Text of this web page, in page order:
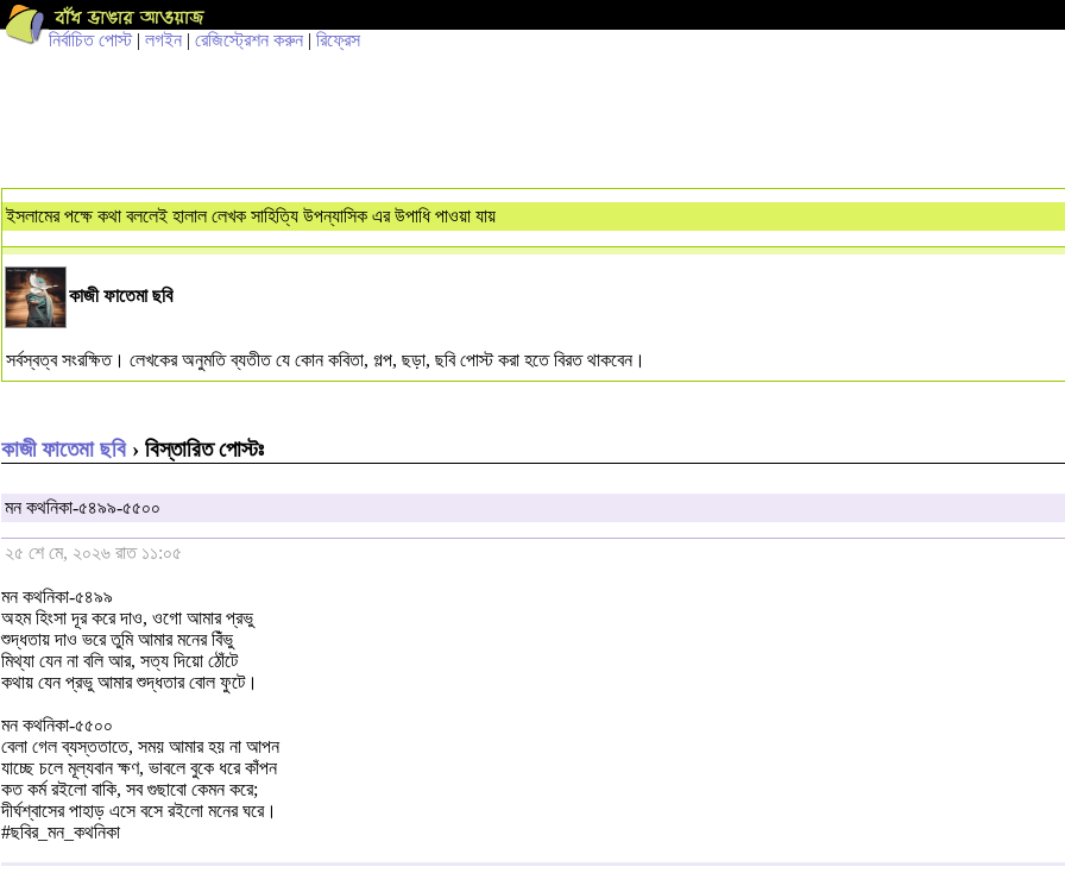
নির্বাচিত পোস্ট| লগইন | রেজিস্ট্রেশন করুন | রিফ্রেস
ইসলামের পক্ষে কথা বললেই হালাল লেখক সাহিত্যি উপন্যাসিক এর উপাধি পাওয়া যায়
কাজী ফাতেমা ছবি
সর্বস্বত্ব সংরক্ষিত। লেখকের অনুমতি ব্যতীত যে কোন কবিতা, গল্প, ছড়া, ছবি পোস্ট করা হতে বিরত থাকবেন।
কাজী ফাতেমা ছবি› বিস্তারিত পোস্টঃ
মন কথনিকা-৫৪৯৯-৫৫০০
২৫ শে মে, ২০২৬ রাত ১১:০৫
মন কথনিকা-৫৪৯৯
অহম হিংসা দূর করে দাও, ওগো আমার প্রভু
শুদ্ধতায় দাও ভরে তুমি আমার মনের বিঁভু
মিথ্যা যেন না বলি আর, সত্য দিয়ো ঠোঁটে
কথায় যেন প্রভু আমার শুদ্ধতার বোল ফুটে।
মন কথনিকা-৫৫০০
বেলা গেল ব্যস্ততাতে, সময় আমার হয় না আপন
যাচ্ছে চলে মূল্যবান ক্ষণ, ভাবলে বুকে ধরে কাঁপন
কত কর্ম রইলো বাকি, সব গুছাবো কেমন করে;
দীর্ঘশ্বাসের পাহাড় এসে বসে রইলো মনের ঘরে।
#ছবির_মন_কথনিকা